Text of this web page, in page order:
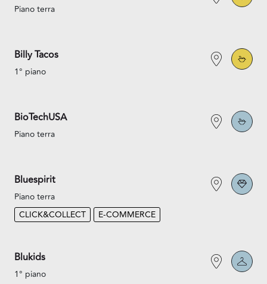
Piano terra
Billy Tacos
1° piano
BioTechUSA
Piano terra
Bluespirit
Piano terra
CLICK&COLLECT
E-COMMERCE
Blukids
1° piano